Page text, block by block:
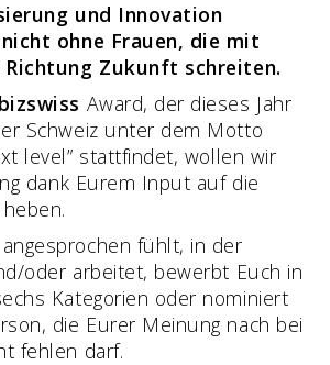
und Innovation
ohne Frauen, die mit
Richtung Zukunft schreiten.
Award, der dieses Jahr
Schweiz unter dem Motto
level” stattfindet, wollen wir
dank Eurem Input auf die
fühlt, in der
oder arbeitet, bewerbt Euch in
Kategorien oder nominiert
die Eurer Meinung nach bei
fehlen darf.